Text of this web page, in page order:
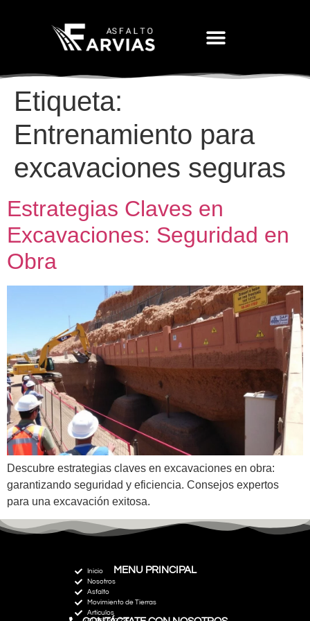
Etiqueta:
Entrenamiento para
excavaciones seguras
Estrategias Claves en
Excavaciones: Seguridad en
Obra
Descubre estrategias claves en excavaciones en obra:
garantizando seguridad y eficiencia. Consejos expertos
para una excavación exitosa.
MENU PRINCIPAL
Inicio
Nosotros
Asfalto
Movimiento de Tierras
Artículos